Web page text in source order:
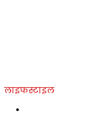
लाइफस्टाइल